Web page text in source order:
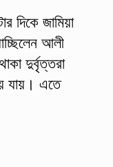
দিকে জামিয়া
আলী
দুর্বৃত্তরা
যায়। এতে